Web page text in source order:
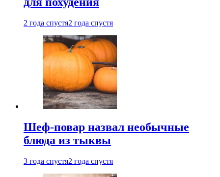
2 года спустя2 года спустя
Шеф-повар назвал необычные
блюда из тыквы
3 года спустя2 года спустя